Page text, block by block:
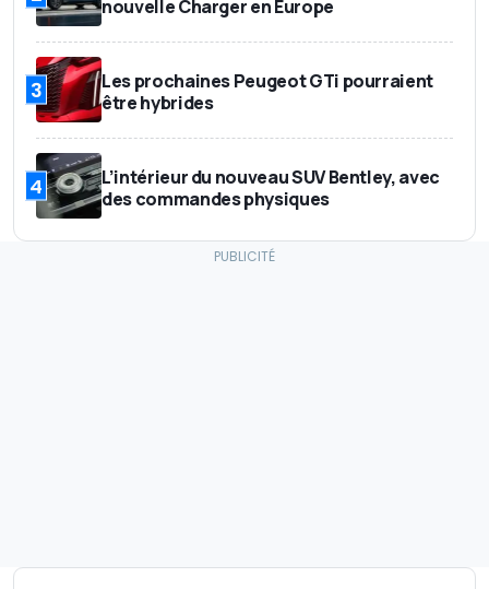
nouvelle Charger en Europe
3
Les prochaines Peugeot GTi pourraient
être hybrides
4
L’intérieur du nouveau SUV Bentley, avec
des commandes physiques